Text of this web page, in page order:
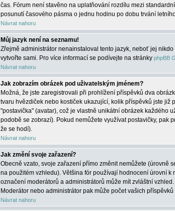
čas. Fórum není stavěno na uplatňování rozdílu mezi
posunutí časového pásma o jednu hodinu po dobu trvání
Návrat nahoru
Můj jazyk není na seznamu!
Zřejmě administrátor nenainstaloval tento jazyk, neboť jej
vytvořte sami. Pro více informací se podívejte na stránky phpBB
Návrat nahoru
Jak zobrazím obrázek pod uživatelským jménem?
Možná, že jste zaregistrovali při prohlížení příspěvků dva
tvaru hvězdiček nebo kostiček ukazující, kolik příspěvků jste
"postavička" (avatar), což je vlastně unikátní obrázek každého
podobě se zobrazí). Pokud nemůžete využívat postavičky, pak
že se hodí).
Návrat nahoru
Jak změní svoje zařazení?
Obecně vzato, svoje zařazení přímo změnit nemůžete (úrovně
na použitém vzhledu). Většina fór používají hodnocení úrovní
označení moderátorů a administrátorů může mít zvláštní
Moderátor nebo administrátor pak může počet vašich příspěvků
Návrat nahoru